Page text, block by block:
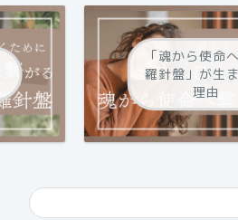
「魂から使命
羅針盤」が生
理由